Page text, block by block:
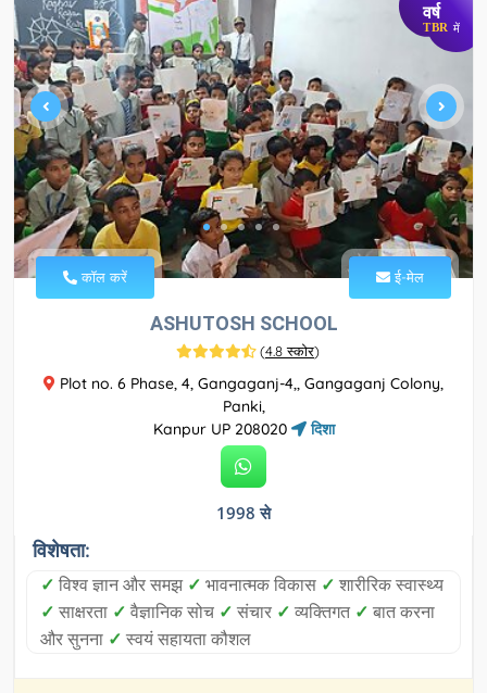
वर्ष
TBR में
कॉल करें ई-मेल
ASHUTOSH SCHOOL
(4.8 स्कोर)
Plot no. 6 Phase, 4, Gangaganj-4,, Gangaganj Colony,
Panki,
Kanpur UP 208020
दिशा
1998 से
विशेषता:
✓ विश्व ज्ञान और समझ ✓ भावनात्मक विकास ✓ शारीरिक स्वास्थ्य
✓ साक्षरता ✓ वैज्ञानिक सोच ✓ संचार ✓ व्यक्तिगत ✓ बात करना
और सुनना ✓ स्वयं सहायता कौशल